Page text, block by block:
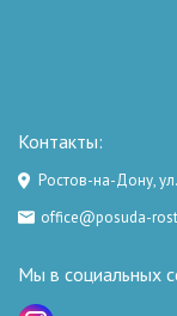
Контакты:
Ростов-на-Дону,
office@posuda-
Мы в социальных